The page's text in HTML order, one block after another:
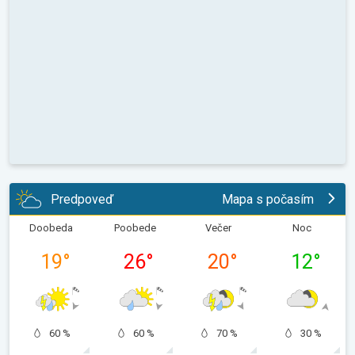
Predpoveď Mapa s počasím
Doobeda
19°
60 %
Poobede
26°
60 %
Večer
20°
70 %
Noc
12°
30 %